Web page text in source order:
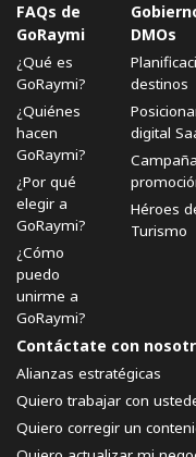
FAQs de
GoRaymi
¿Qué es
GoRaymi?
¿Quiénes
hacen
GoRaymi?
¿Por qué
elegir a
GoRaymi?
¿Cómo
puedo
unirme a
GoRaymi?
DMOs
destinos
digital
Héroes
Turismo
Contáctate con
Alianzas estratégicas
Quiero trabajar con
Quiero corregir un